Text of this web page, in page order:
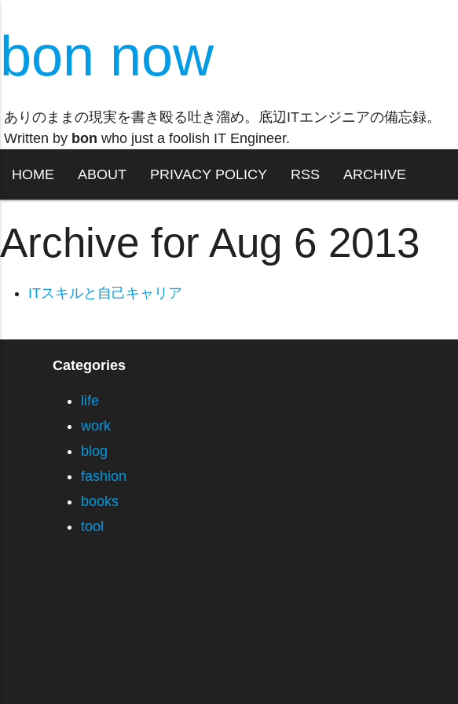
bon now
ありのままの現実を書き殴る吐き溜め。底辺ITエンジニアの備忘録。
Written by bon who just a foolish IT Engineer.
HOME ABOUT PRIVACY POLICY RSS ARCHIVE
Archive for Aug 6 2013
ITスキルと自己キャリア
Categories
life
work
blog
fashion
books
tool